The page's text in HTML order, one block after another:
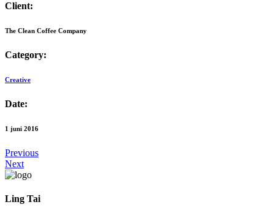
Client:
The Clean Coffee Company
Category:
Creative
Date:
1 juni 2016
Previous
Next
Ling Tai